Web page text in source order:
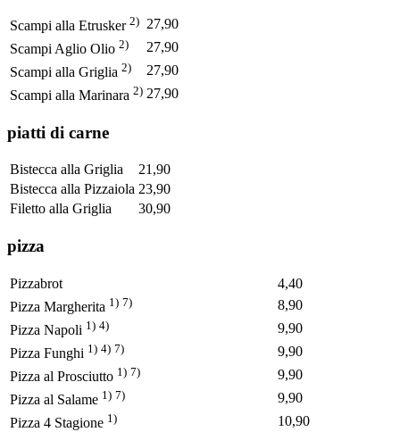
Scampi alla Etrusker 2) 27,90
Scampi Aglio Olio 2)
27,90
Scampi alla Griglia 2)
27,90
Scampi alla Marinara 2) 27,90
piatti di carne
Bistecca alla Griglia
21,90
Bistecca alla Pizzaiola 23,90
Filetto alla Griglia
30,90
pizza
Pizzabrot
4,40
Pizza Margherita 1) 7)
8,90
Pizza Napoli 1) 4)
9,90
Pizza Funghi 1) 4) 7)
9,90
Pizza al Prosciutto 1) 7)
9,90
Pizza al Salame 1) 7)
9,90
Pizza 4 Stagione 1)
10,90